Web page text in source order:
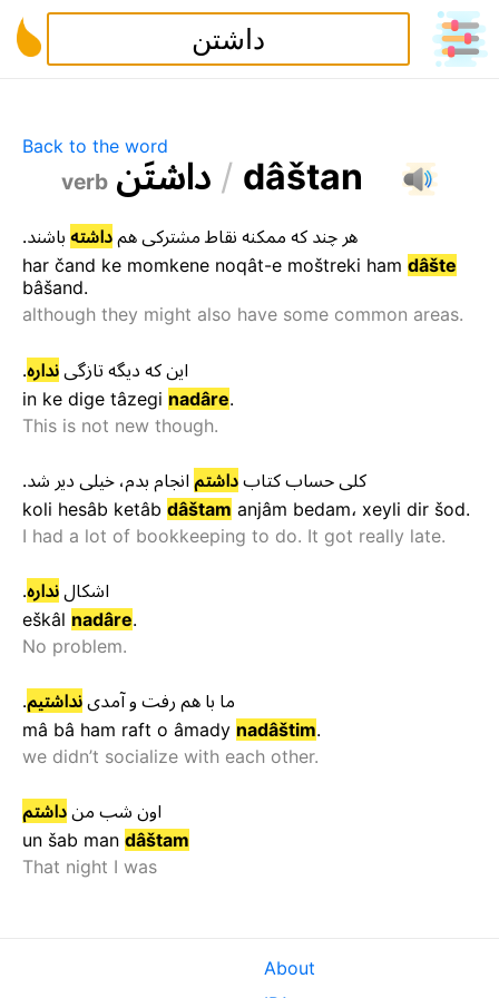
Back to the word
verb داشتن / dâštan
هر چند که ممکنه نقاط مشترکیهمداشته باشند.
har čand ke momkene noqât-e moštreki ham dâšte
bâšand.
although they might also have some common areas.
اینکه دیگه تازگینداره.
in ke dige tâzegi nadâre.
This is not new though.
کلیحسابکتابداشتم انجام بدم، خیلی دیر شد.
koli hesâb ketâb dâštam anjâm bedam، xeyli dir šod.
I had a lot of bookkeeping to do. It got really late.
اشکالنداره.
eškâl nadâre.
No problem.
ما با هم رفت وآمدینداشتیم.
mâ bâ ham raft o âmady nadâštim.
we didn’t socialize with each other.
اون شب منداشتم
un šab man dâštam
That night I was
About